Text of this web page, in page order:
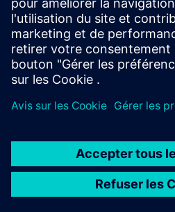
Espace médias | Entreprise | Siemens
© Siemens 1996 – 2026
Information corporate
Vie privée
Conditions d’utilisation
Digital ID